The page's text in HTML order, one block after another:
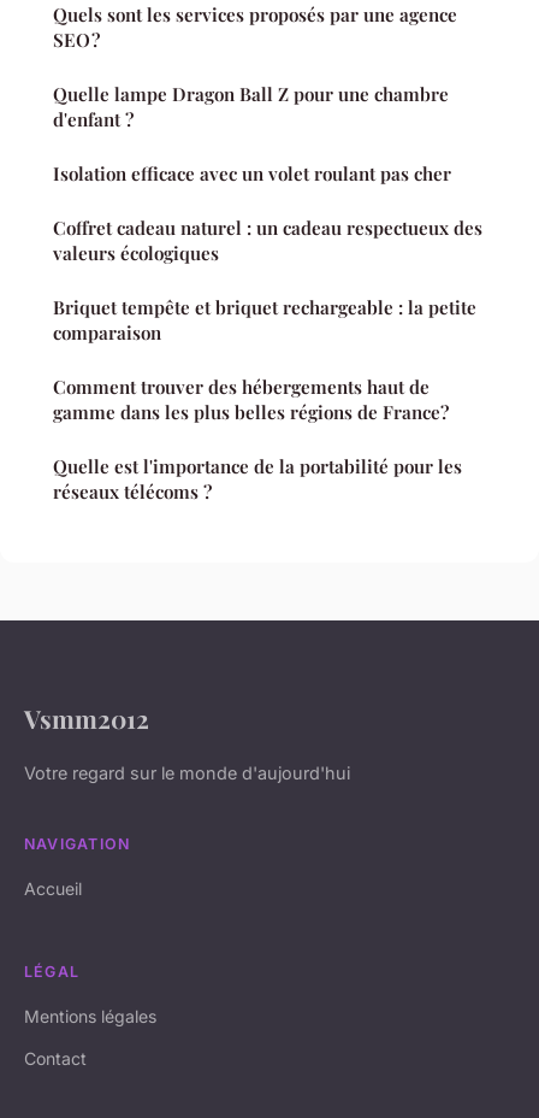
Quels sont les services proposés par une agence
SEO ?
Quelle lampe Dragon Ball Z pour une chambre
d'enfant ?
Isolation efficace avec un volet roulant pas cher
Coffret cadeau naturel : un cadeau respectueux des
valeurs écologiques
Briquet tempête et briquet rechargeable : la petite
comparaison
Comment trouver des hébergements haut de
gamme dans les plus belles régions de France?
Quelle est l'importance de la portabilité pour les
réseaux télécoms ?
Vsmm2012
Votre regard sur le monde d'aujourd'hui
NAVIGATION
Accueil
LÉGAL
Mentions légales
Contact